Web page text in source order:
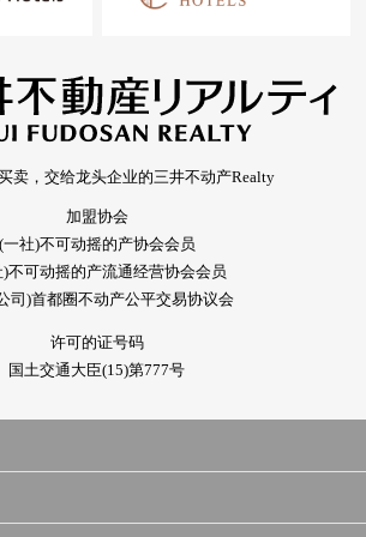
卖，交给龙头企业的三井不动产Realty
加盟协会
(一社)不可动摇的产协会会员
)不可动摇的产流通经营协会会员
司)首都圈不动产公平交易协议会
许可的证号码
国土交通大臣(15)第777号